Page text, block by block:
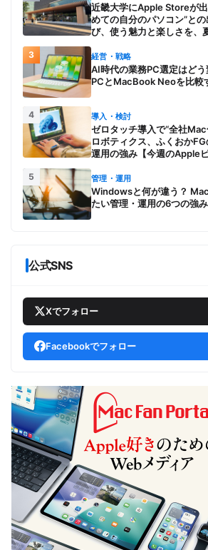
近畿大学にApple Storeが
めての自分のパソコン”と
び、使う魅力と楽しさを、
3 経営・戦略
AI時代の業務PC選定はど
PCとMacBook Neoを比較
4 導入・検討
ゼロタッチ導入で“全社
ロボティクス、ふくおか
運用の強み【今週のApple
5 管理・運用
Windowsと何が違う？
たい管理・運用の6つの強み
公式SNS
Xでフォロー
Facebookでフォロー